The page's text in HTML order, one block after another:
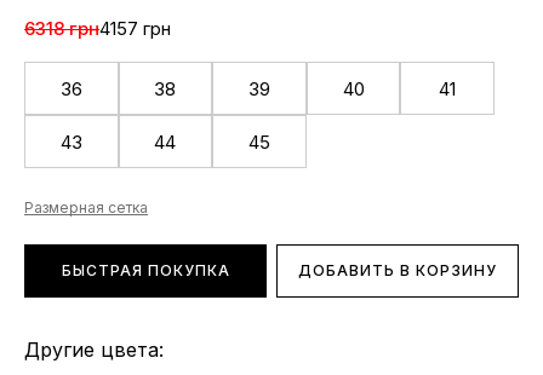
6318 грн4157 грн
36 38 39 40 41
43 44 45
Размерная сетка
БЫСТРАЯ ПОКУПКА ДОБАВИТЬ В КОРЗИНУ
Другие цвета: